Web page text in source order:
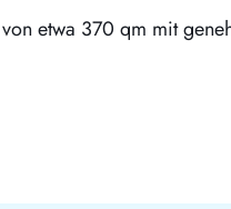
etwa 370 qm mit